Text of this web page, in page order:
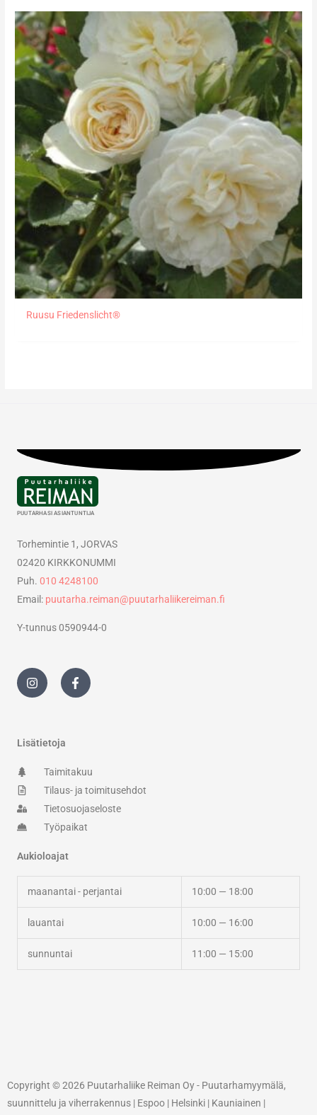
Ruusu Friedenslicht®
PUUTARHASI ASIANTUNTIJA
Torhemintie 1, JORVAS
02420 KIRKKONUMMI
Puh. 010 4248100
Email: puutarha.reiman@puutarhaliikereiman.fi
Y-tunnus 0590944-0
I
n
s
t
r
a
F
a
c
e
f
Lisätietoja
Taimitakuu
Tilaus- ja toimitusehdot
Tietosuojaseloste
Työpaikat
Aukioloajat
maanantai - perjantai 10:00 — 18:00
lauantai 10:00 — 16:00
sunnuntai 11:00 — 15:00
Copyright © 2026 Puutarhaliike Reiman Oy - Puutarhamyymälä,
suunnittelu ja viherrakennus | Espoo | Helsinki | Kauniainen |